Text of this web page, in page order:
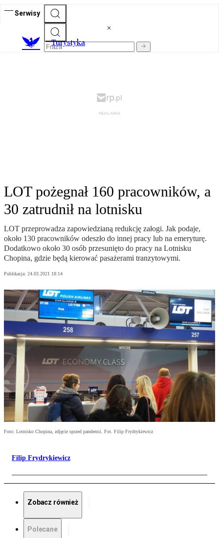
Serwisy
Turystyka
LOT pożegnał 160 pracowników, a
30 zatrudnił na lotnisku
LOT przeprowadza zapowiedzianą redukcję załogi. Jak podaje,
około 130 pracowników odeszło do innej pracy lub na emeryturę.
Dodatkowo około 30 osób przesunięto do pracy na Lotnisku
Chopina, gdzie będą kierować pasażerami tranzytowymi.
Publikacja: 24.03.2021 18:14
Foto: Lotnisko Chopina, zdjęcie sprzed pandemii. Fot. Filip Frydrykiewicz
Filip Frydrykiewicz
Zobacz również
Polecane